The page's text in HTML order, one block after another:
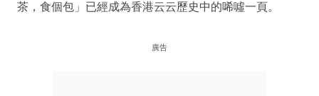
茶，食個包」已經成為香港云云歷史中的唏噓一頁。
廣告